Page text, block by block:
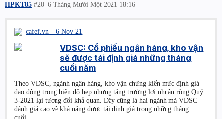
HPKT85 6 Tháng Mười Một 2021 18:16
#20
cafef.vn – 6 Nov 21
VDSC: Cổ phiếu ngân hàng, kho vận
sẽ được tái định giá những tháng
cuối năm
Theo VDSC, ngành ngân hàng, kho vận chứng kiến mức định giá
dao động trong biên độ hẹp nhưng tăng trưởng lợi nhuận ròng Quý
3-2021 lại tương đối khả quan. Đây cũng là hai ngành mà VDSC
đánh giá cao về khả năng được tái định giá trong những tháng
cuối...